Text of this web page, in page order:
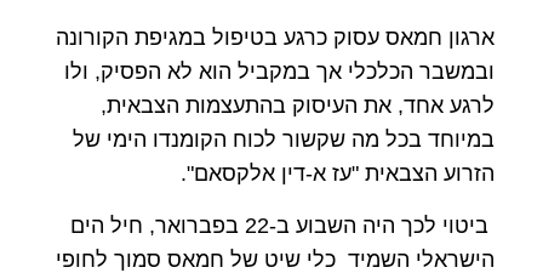
ארגון חמאס עסוק כרגע בטיפול במגיפת הקורונה
ובמשבר הכלכלי אך במקביל הוא לא הפסיק, ולו
לרגע אחד, את העיסוק בהתעצמות הצבאית,
במיוחד בכל מה שקשור לכוח הקומנדו הימי של
הזרוע הצבאית "עז א-דין אלקסאם".
ביטוי לכך היה השבוע ב-22 בפברואר, חיל הים
הישראלי השמיד כלי שיט של חמאס סמוך לחופי